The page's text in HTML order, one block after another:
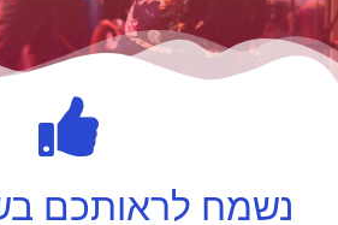
נשמח לראותכם